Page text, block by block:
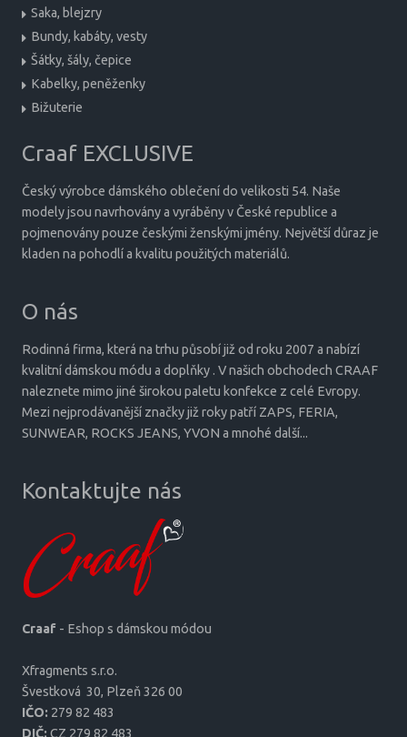
Saka, blejzry
Bundy, kabáty, vesty
Šátky, šály, čepice
Kabelky, peněženky
Bižuterie
Craaf EXCLUSIVE
Český výrobce dámského oblečení do velikosti 54. Naše
modely jsou navrhovány a vyráběny v České republice a
pojmenovány pouze českými ženskými jmény. Největší důraz je
kladen na pohodlí a kvalitu použitých materiálů.
O nás
Rodinná firma, která na trhu působí již od roku 2007 a nabízí
kvalitní dámskou módu a doplňky . V našich obchodech CRAAF
naleznete mimo jiné širokou paletu konfekce z celé Evropy.
Mezi nejprodávanější značky již roky patří ZAPS, FERIA,
SUNWEAR, ROCKS JEANS, YVON a mnohé další...
Kontaktujte nás
Craaf - Eshop s dámskou módou
Xfragments s.r.o.
Šves­tková 30, Plzeň 326 00
IČO: 279 82 483
DIČ: CZ 279 82 483